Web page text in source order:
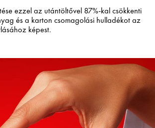
ezzel az utántöltővel 87%-kal csökkenti
és a karton csomagolási hulladékot az
képest.